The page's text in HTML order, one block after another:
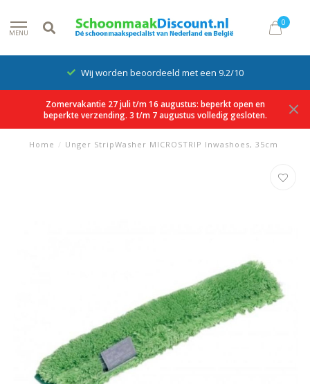
MENU
0
Wij worden beoordeeld met een 9.2/10
Zomervakantie 27 juli t/m 16 augustus: beperkt open en
beperkte verzending. 3 t/m 7 augustus volledig gesloten.
Home / Unger StripWasher MICROSTRIP Inwashoes, 35cm